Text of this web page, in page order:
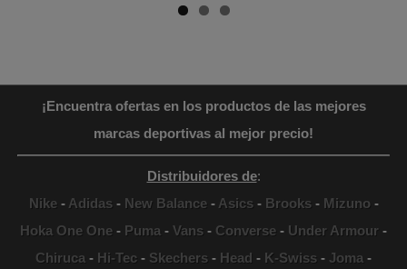
¡Encuentra ofertas en los productos de las mejores
marcas deportivas al mejor precio!
Distribuidores de:
Nike- Adidas- New Balance- Asics- Brooks- Mizuno-
Hoka One One - Puma - Vans - Converse - Under Armour -
Chiruca - Hi-Tec - Skechers - Head - K-Swiss - Joma -